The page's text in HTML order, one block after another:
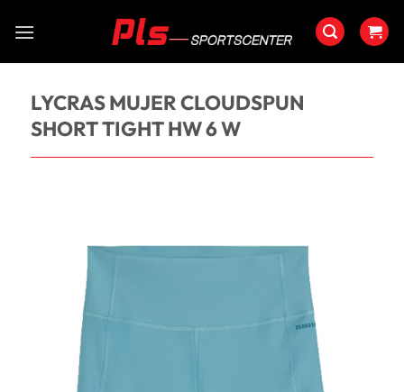
LYCRAS MUJER CLOUDSPUN
SHORT TIGHT HW 6 W